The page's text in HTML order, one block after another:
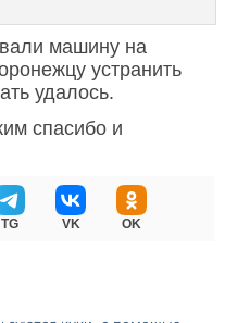
машину на
устранить
удалось.
спасибо и
TG VK OK